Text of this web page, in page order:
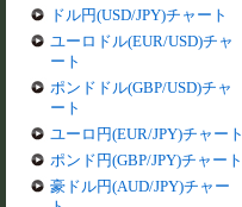
ドル円(USD/JPY)チャート
ユーロドル(EUR/USD)チャ
ート
ポンドドル(GBP/USD)チャ
ート
ユーロ円(EUR/JPY)チャート
ポンド円(GBP/JPY)チャート
豪ドル円(AUD/JPY)チャー